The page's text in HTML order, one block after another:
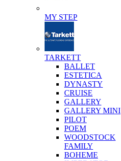
MY STEP
TARKETT
BALLET
ESTETICA
DYNASTY
CRUISE
GALLERY
GALLERY MINI
PILOT
POEM
WOODSTOCK
FAMILY
BOHEME